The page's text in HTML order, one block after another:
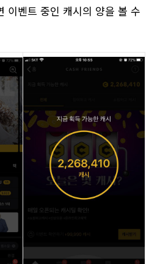
이벤트 중인 캐시의 양을 볼 수